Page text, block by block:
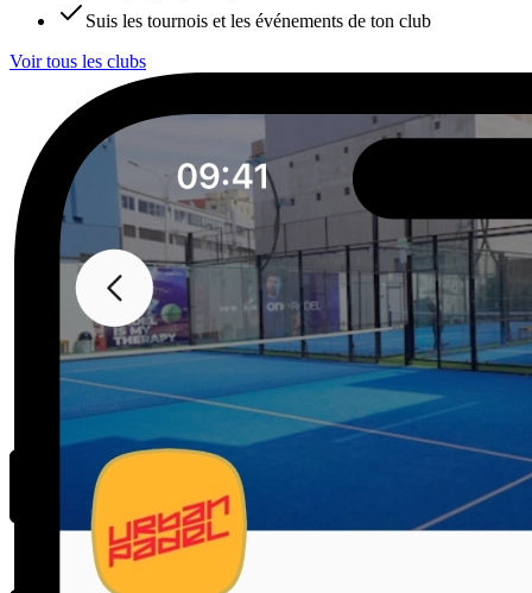
Suis les tournois et les événements de ton club
Voir tous les clubs